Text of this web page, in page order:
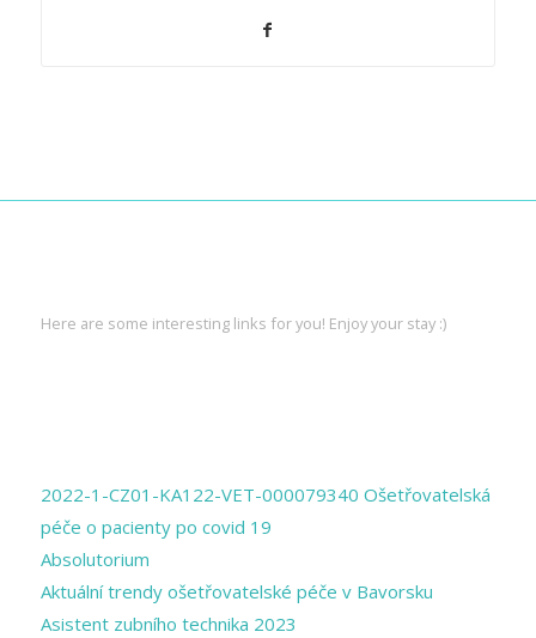
Here are some interesting links for you! Enjoy your stay :)
2022-1-CZ01-KA122-VET-000079340 Ošetřovatelská
péče o pacienty po covid 19
Absolutorium
Aktuální trendy ošetřovatelské péče v Bavorsku
Asistent zubního technika 2023